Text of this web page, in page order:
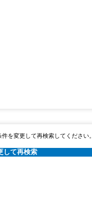
を変更して再検索してください。
して再検索